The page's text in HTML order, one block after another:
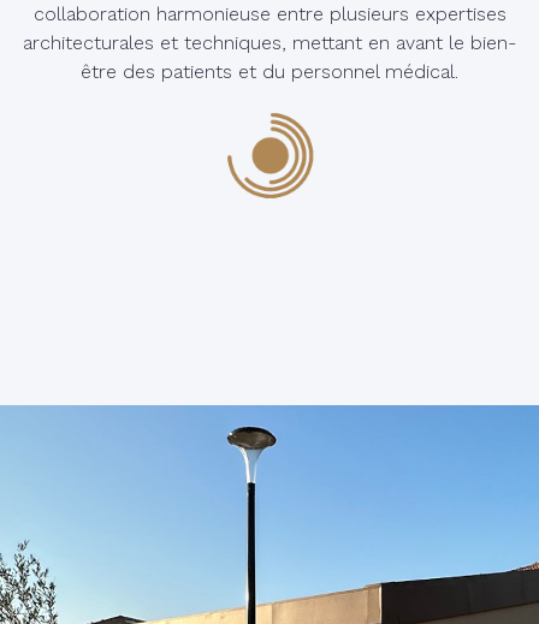
collaboration harmonieuse entre plusieurs expertises
architecturales et techniques, mettant en avant le bien-
être des patients et du personnel médical.